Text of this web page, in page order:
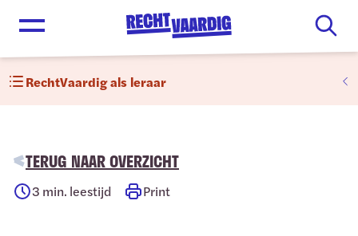
Open menu
TERUG NAAR OVERZICHT
3 min. leestijd Print
RechtVaardig als leraar